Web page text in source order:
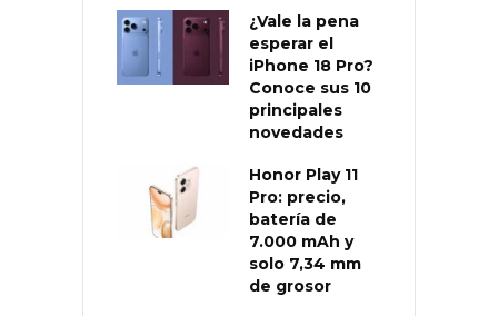
¿Vale la pena
esperar el
iPhone 18 Pro?
Conoce sus 10
principales
novedades
Honor Play 11
Pro: precio,
batería de
7.000 mAh y
solo 7,34 mm
de grosor